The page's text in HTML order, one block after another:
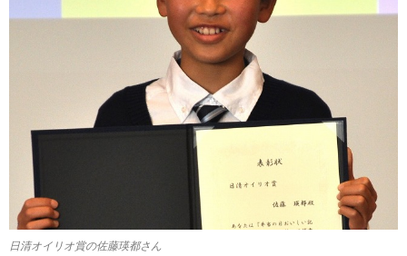
日清オイリオ賞の佐藤瑛都さん